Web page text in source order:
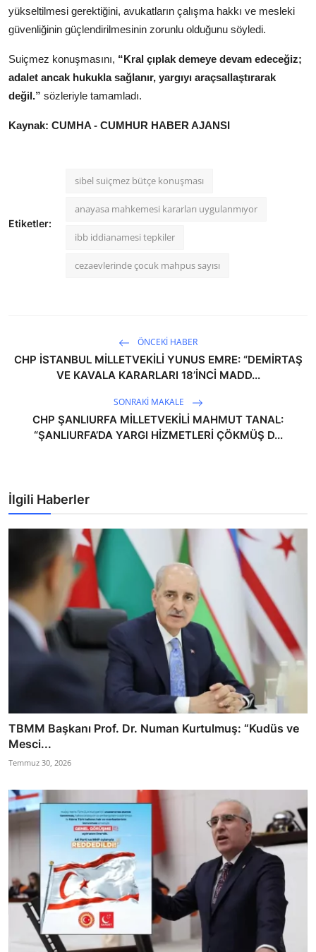
yükseltilmesi gerektiğini, avukatların çalışma hakkı ve mesleki
güvenliğinin güçlendirilmesinin zorunlu olduğunu söyledi.
Suiçmez konuşmasını, “Kral çıplak demeye devam edeceğiz;
adalet ancak hukukla sağlanır, yargıyı araçsallaştırarak
değil.” sözleriyle tamamladı.
Kaynak: CUMHA - CUMHUR HABER AJANSI
Etiketler:
sibel suiçmez bütçe konuşması
anayasa mahkemesi kararları uygulanmıyor
ibb iddianamesi tepkiler
cezaevlerinde çocuk mahpus sayısı
ÖNCEKI HABER
CHP İSTANBUL MİLLETVEKİLİ YUNUS EMRE: “DEMİRTAŞ
VE KAVALA KARARLARI 18’İNCİ MADD...
SONRAKI MAKALE
CHP ŞANLIURFA MİLLETVEKİLİ MAHMUT TANAL:
“ŞANLIURFA’DA YARGI HİZMETLERİ ÇÖKMÜŞ D...
İlgili Haberler
TBMM Başkanı Prof. Dr. Numan Kurtulmuş: “Kudüs ve
Mesci...
Temmuz 30, 2026